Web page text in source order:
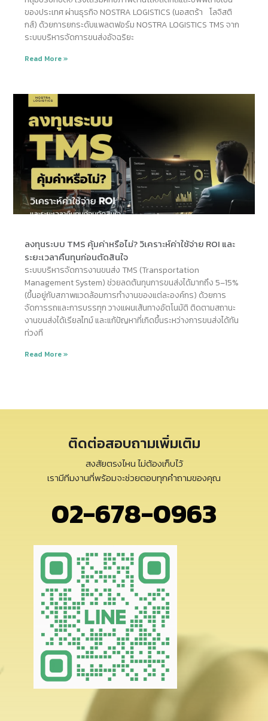
ของประเทศ ผ่านธุรกิจ NOSTRA LOGISTICS (นอสตร้า โลจิสติ
กส์) ด้วยการยกระดับแพลตฟอร์ม NOSTRA LOGISTICS TMS จาก
ระบบบริหารจัดการขนส่งอัจฉริยะ
Read More »
ลงทุนระบบ TMS คุ้มค่าหรือไม่? วิเคราะห์ค่าใช้จ่าย ROI และ
ระยะเวลาคืนทุนก่อนตัดสินใจ
ระบบบริหารจัดการงานขนส่ง TMS (Transportation
Management System) ช่วยลดต้นทุนการขนส่งได้มากถึง 5–15%
(ขึ้นอยู่กับสภาพแวดล้อมการทำงานของแต่ละองค์กร) ด้วยการ
จัดการรถและการบรรทุก วางแผนเส้นทางอัตโนมัติ ติดตามสถานะ
งานขนส่งได้เรียลไทม์ และแก้ปัญหาที่เกิดขึ้นระหว่างการขนส่งได้ทัน
ท่วงที
Read More »
ติดต่อสอบถามเพิ่มเติม
สงสัยตรงไหน ไม่ต้องเก็บไว้
เรามีทีมงานที่พร้อมจะช่วยตอบทุกคำถามของคุณ
02-678-0963